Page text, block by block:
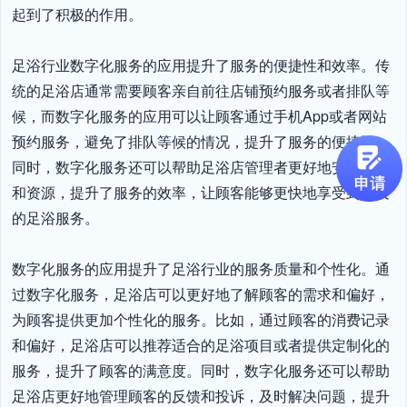
起到了积极的作用。
足浴行业数字化服务的应用提升了服务的便捷性和效率。传
统的足浴店通常需要顾客亲自前往店铺预约服务或者排队等
候，而数字化服务的应用可以让顾客通过手机App或者网站
预约服务，避免了排队等候的情况，提升了服务的便捷性。
同时，数字化服务还可以帮助足浴店管理者更好地安排人员
和资源，提升了服务的效率，让顾客能够更快地享受到优质
的足浴服务。
数字化服务的应用提升了足浴行业的服务质量和个性化。通
过数字化服务，足浴店可以更好地了解顾客的需求和偏好，
为顾客提供更加个性化的服务。比如，通过顾客的消费记录
和偏好，足浴店可以推荐适合的足浴项目或者提供定制化的
服务，提升了顾客的满意度。同时，数字化服务还可以帮助
足浴店更好地管理顾客的反馈和投诉，及时解决问题，提升